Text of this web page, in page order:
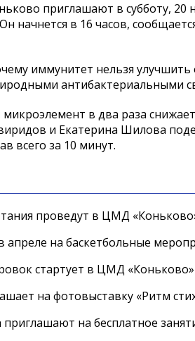
приглашают в субботу,
начнется в 16 часов,
иммунитет нельзя
антибактериальными
в два раза
и Екатерина Шилова
всего за 10 минут.
проведут в ЦМД
на баскетбольные
стартует в ЦМД «Коньково»
на фотовыставку «Ритм
на бесплатное